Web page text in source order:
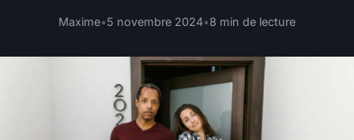
Maxime•5 novembre 2024•8 min de lecture